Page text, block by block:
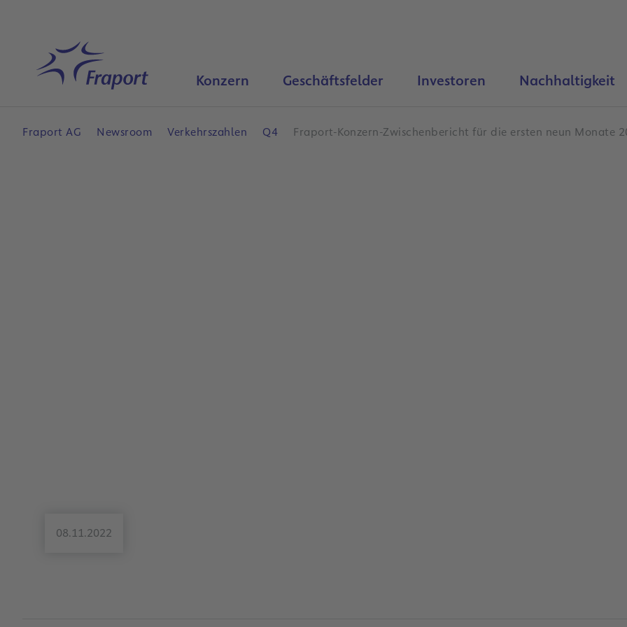
Startseite Konzern Geschäftsfelder Investoren Nachhaltigkeit
Fraport AG Newsroom Verkehrszahlen Q4 Fraport-Konzern-Zwischenbericht für die ersten neun Monate
08.11.2022